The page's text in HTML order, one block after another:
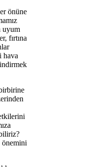
önüne
uyum
fırtına
hava
önemini